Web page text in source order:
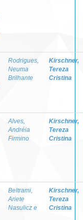
Rodrigues,
Neuma
Brilhante
Kirschner,
Tereza
Cristina
Alves,
Andréia
Firmino
Kirschner,
Tereza
Cristina
Beltrami,
Ariete
Nasulicz e
Kirschner,
Tereza
Cristina